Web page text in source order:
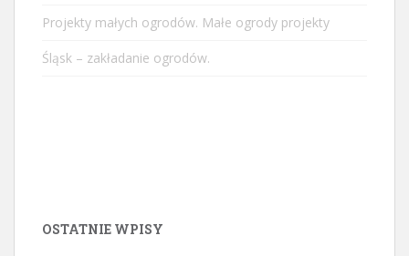
Projekty małych ogrodów. Małe ogrody projekty
Śląsk – zakładanie ogrodów.
OSTATNIE WPISY